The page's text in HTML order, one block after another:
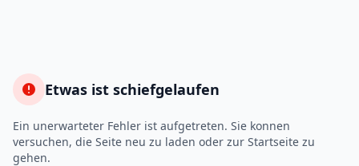
Etwas ist schiefgelaufen
Ein unerwarteter Fehler ist aufgetreten. Sie konnen
versuchen, die Seite neu zu laden oder zur Startseite zu
gehen.